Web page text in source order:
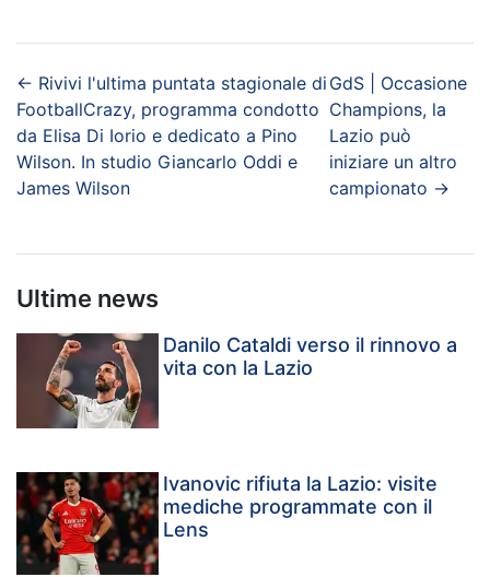
← Rivivi l'ultima puntata stagionale di
FootballCrazy, programma condotto
da Elisa Di Iorio e dedicato a Pino
Wilson. In studio Giancarlo Oddi e
James Wilson
GdS | Occasione
Champions, la
Lazio può
iniziare un altro
campionato →
Ultime news
Danilo Cataldi verso il rinnovo a
vita con la Lazio
Ivanovic rifiuta la Lazio: visite
mediche programmate con il
Lens